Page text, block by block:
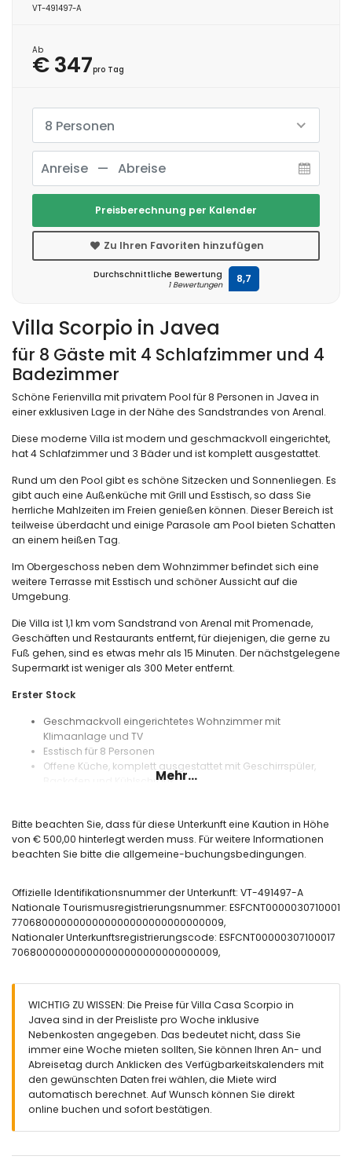
Villa Scorpio in Javea
für 8 Gäste mit 4 Schlafzimmer und 4
Badezimmer
Schöne Ferienvilla mit privatem Pool für 8 Personen in Javea in
einer exklusiven Lage in der Nähe des Sandstrandes von Arenal.
Diese moderne Villa ist modern und geschmackvoll eingerichtet,
hat 4 Schlafzimmer und 3 Bäder und ist komplett ausgestattet.
Rund um den Pool gibt es schöne Sitzecken und Sonnenliegen. Es
gibt auch eine Außenküche mit Grill und Esstisch, so dass Sie
herrliche Mahlzeiten im Freien genießen können. Dieser Bereich ist
teilweise überdacht und einige Parasole am Pool bieten Schatten
an einem heißen Tag.
Im Obergeschoss neben dem Wohnzimmer befindet sich eine
weitere Terrasse mit Esstisch und schöner Aussicht auf die
Umgebung.
Die Villa ist 1,1 km vom Sandstrand von Arenal mit Promenade,
Geschäften und Restaurants entfernt, für diejenigen, die gerne zu
Fuß gehen, sind es etwas mehr als 15 Minuten. Der nächstgelegene
Supermarkt ist weniger als 300 Meter entfernt.
Erster Stock
Geschmackvoll eingerichtetes Wohnzimmer mit
Klimaanlage und TV
Esstisch für 8 Personen
Offene Küche, komplett ausgestattet mit Geschirrspüler,
Backofen und Kühlschrank
Esstisch, um draußen zu frühstücken oder die Aussicht auf
die Umgebung zu genießen
4 Schlafzimmer, alle mit Doppelbett und Klimaanlage
3 Bäder mit Dusche und Toilette, davon zwei ensuite
Außenbereich
Schöne Terrasse mit privatem Pool, Liegestühlen und
Außenküche mit Gasgrill
Geräumiger Parkplatz für mehrere Autos auf dem
Grundstück
Mehr...
Bitte beachten Sie, dass für diese Unterkunft eine Kaution in Höhe
von € 500,00 hinterlegt werden muss. Für weitere Informationen
beachten Sie bitte die allgemeine-buchungsbedingungen.
Offizielle Identifikationsnummer der Unterkunft: VT-491497-A
Nationale Tourismusregistrierungsnummer: ESFCNT0000030710001
7706800000000000000000000000000009,
Nationaler Unterkunftsregistrierungscode: ESFCNT00000307100017
706800000000000000000000000000009,
WICHTIG ZU WISSEN: Die Preise für Villa Casa Scorpio in
Javea sind in der Preisliste pro Woche inklusive
Nebenkosten angegeben. Das bedeutet nicht, dass Sie
immer eine Woche mieten sollten, Sie können Ihren An- und
Abreisetag durch Anklicken des Verfügbarkeitskalenders mit
den gewünschten Daten frei wählen, die Miete wird
automatisch berechnet. Auf Wunsch können Sie direkt
online buchen und sofort bestätigen.
VT-491497-A
Ab
€ 347pro Tag
8 Personen
Preisberechnung per Kalender
Zu Ihren Favoriten hinzufügen
Durchschnittliche Bewertung
1 Bewertungen 8,7